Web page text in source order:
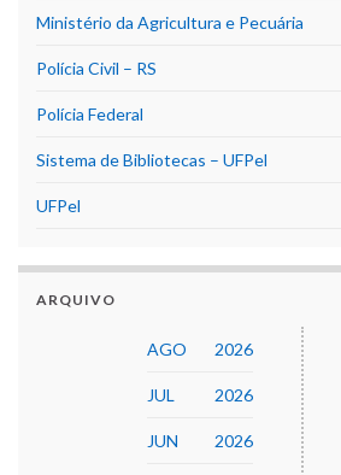
Ministério da Agricultura e Pecuária
Polícia Civil – RS
Polícia Federal
Sistema de Bibliotecas – UFPel
UFPel
ARQUIVO
AGO 2026
JUL 2026
JUN 2026